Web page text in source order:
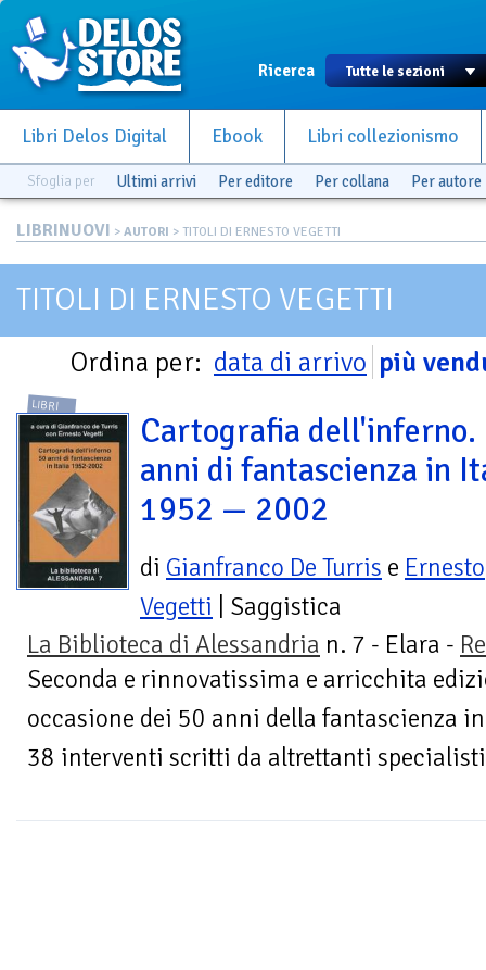
Ricerca
Libri Delos Digital Ebook Libri collezionismo
Sfoglia per Ultimi arrivi Per editore Per collana Per autore
LIBRINUOVI > AUTORI > TITOLI DI ERNESTO VEGETTI
TITOLI DI ERNESTO VEGETTI
Ordina per: data di arrivo più
LIBRI
Cartografia dell'inferno.
anni di fantascienza in
1952 — 2002
di Gianfranco De Turris e Ernesto
Vegetti | Saggistica
La Biblioteca di Alessandria n. 7 - Elara -
Seconda e rinnovatissima e arricchita
occasione dei 50 anni della fantascienza
38 interventi scritti da altrettanti